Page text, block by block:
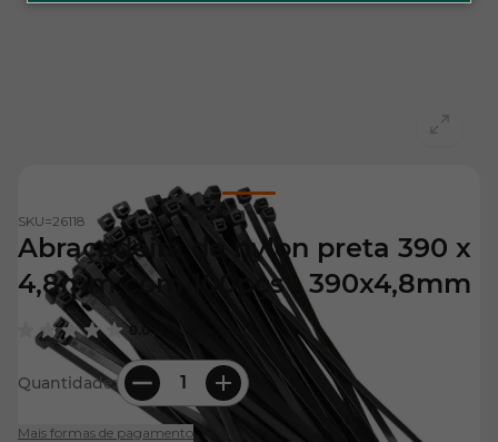
View larger image
0.0 | 0 Avaliações
SKU=26118
Abraçadeira de nylon preta 390 x
4,8mm com 100pçs - 390x4,8mm
Quantidade:
Mais formas de pagamento